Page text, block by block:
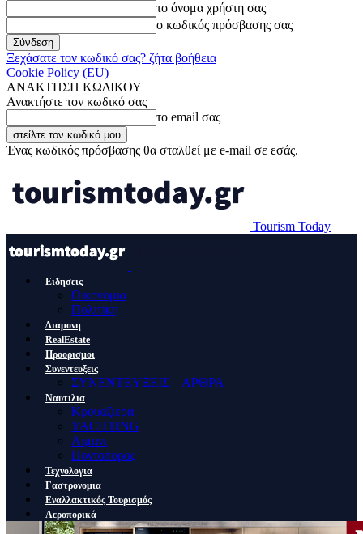
το όνομα χρήστη σας
ο κωδικός πρόσβασης σας
Ξεχάσατε τον κωδικό σας? ζήτα βοήθεια
Cookie Policy (EU)
ΑΝΑΚΤΗΣΗ ΚΩΔΙΚΟΥ
Ανακτήστε τον κωδικό σας
το email σας
Ένας κωδικός πρόσβασης θα σταλθεί με e-mail σε εσάς.
Tourism Today
Ειδησεις
Οικονομια
Πολιτικη
Διαμονη
RealEstate
Προορισμοι
Συνεντευξεις
ΣΥΝΕΝΤΕΥΞΕΙΣ – ΑΡΘΡΑ
Ναυτιλια
Κρουαζιερα
YACHTING
Λιμανι
Ποντοπορος
Τεχνολογια
Γαστρονομια
Εναλλακτικός Τουρισμός
Αεροπορικά